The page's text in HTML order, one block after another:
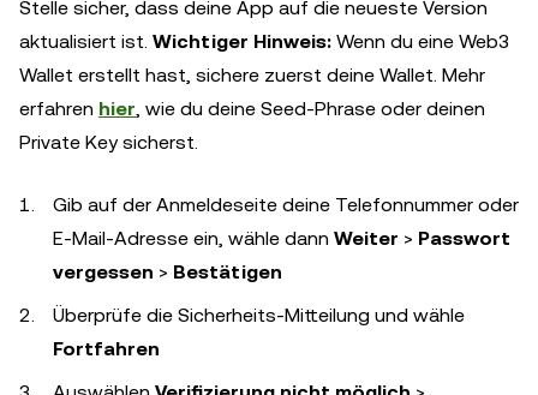
Stelle sicher, dass deine App auf die neueste Version
aktualisiert ist. Wichtiger Hinweis: Wenn du eine Web3
Wallet erstellt hast, sichere zuerst deine Wallet. Mehr
erfahren hier, wie du deine Seed-Phrase oder deinen
Private Key sicherst.
Gib auf der Anmeldeseite deine Telefonnummer oder
E-Mail-Adresse ein, wähle dann Weiter > Passwort
vergessen > Bestätigen
Überprüfe die Sicherheits-Mitteilung und wähle
Fortfahren